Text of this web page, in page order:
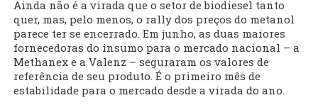
Ainda não é a virada que o setor de biodiesel tanto
quer, mas, pelo menos, o rally dos preços do metanol
parece ter se encerrado. Em junho, as duas maiores
fornecedoras do insumo para o mercado nacional – a
Methanex e a Valenz – seguraram os valores de
referência de seu produto. É o primeiro mês de
estabilidade para o mercado desde a virada do ano.